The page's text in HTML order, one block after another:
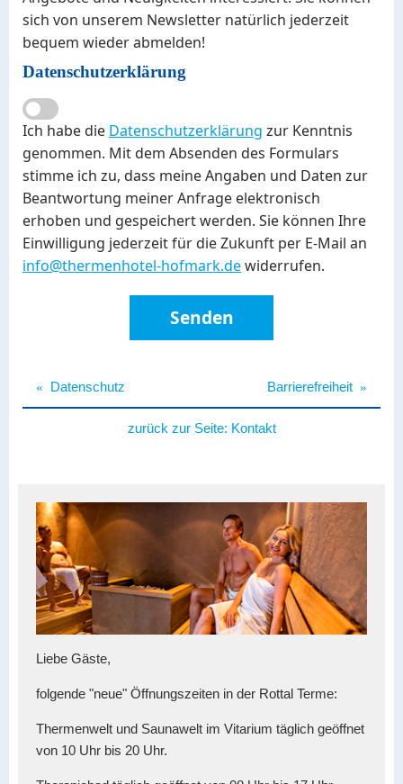
sich von unserem Newsletter natürlich jederzeit
bequem wieder abmelden!
Datenschutzerklärung
Ich habe die Datenschutzerklärung zur Kenntnis
genommen. Mit dem Absenden des Formulars
stimme ich zu, dass meine Angaben und Daten zur
Beantwortung meiner Anfrage elektronisch
erhoben und gespeichert werden. Sie können Ihre
Einwilligung jederzeit für die Zukunft per E-Mail an
info@thermenhotel-hofmark.dewiderrufen.
« Datenschutz Barrierefreiheit »
zurück zur Seite: Kontakt
Liebe Gäste,
folgende "neue" Öffnungszeiten in der Rottal Terme:
Thermenwelt und Saunawelt im Vitarium täglich geöffnet
von 10 Uhr bis 20 Uhr.